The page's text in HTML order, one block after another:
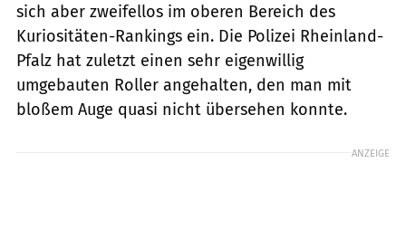
sich aber zweifellos im oberen Bereich des
Kuriositäten-Rankings ein. Die Polizei Rheinland-
Pfalz hat zuletzt einen sehr eigenwillig
umgebauten Roller angehalten, den man mit
bloßem Auge quasi nicht übersehen konnte.
ANZEIGE